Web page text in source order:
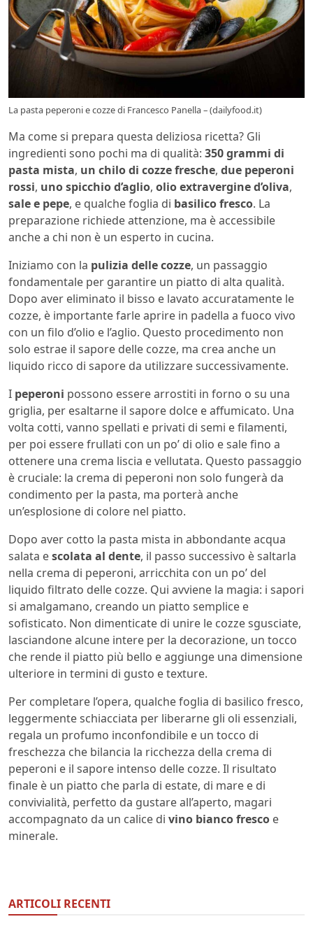
La pasta peperoni e cozze di Francesco Panella – (dailyfood.it)
Ma come si prepara questa deliziosa ricetta? Gli
ingredienti sono pochi ma di qualità: 350 grammi di
pasta mista, un chilo di cozze fresche, due peperoni
rossi, uno spicchio d’aglio, olio extravergine d’oliva,
sale e pepe, e qualche foglia di basilico fresco. La
preparazione richiede attenzione, ma è accessibile
anche a chi non è un esperto in cucina.
Iniziamo con la pulizia delle cozze, un passaggio
fondamentale per garantire un piatto di alta qualità.
Dopo aver eliminato il bisso e lavato accuratamente le
cozze, è importante farle aprire in padella a fuoco vivo
con un filo d’olio e l’aglio. Questo procedimento non
solo estrae il sapore delle cozze, ma crea anche un
liquido ricco di sapore da utilizzare successivamente.
I peperoni possono essere arrostiti in forno o su una
griglia, per esaltarne il sapore dolce e affumicato. Una
volta cotti, vanno spellati e privati di semi e filamenti,
per poi essere frullati con un po’ di olio e sale fino a
ottenere una crema liscia e vellutata. Questo passaggio
è cruciale: la crema di peperoni non solo fungerà da
condimento per la pasta, ma porterà anche
un’esplosione di colore nel piatto.
Dopo aver cotto la pasta mista in abbondante acqua
salata escolata al dente, il passo successivo è saltarla
nella crema di peperoni, arricchita con un po’ del
liquido filtrato delle cozze. Qui avviene la magia: i sapori
si amalgamano, creando un piatto semplice e
sofisticato. Non dimenticate di unire le cozze sgusciate,
lasciandone alcune intere per la decorazione, un tocco
che rende il piatto più bello e aggiunge una dimensione
ulteriore in termini di gusto e texture.
Per completare l’opera, qualche foglia di basilico fresco,
leggermente schiacciata per liberarne gli oli essenziali,
regala un profumo inconfondibile e un tocco di
freschezza che bilancia la ricchezza della crema di
peperoni e il sapore intenso delle cozze. Il risultato
finale è un piatto che parla di estate, di mare e di
convivialità, perfetto da gustare all’aperto, magari
accompagnato da un calice di vino bianco fresco e
minerale.
ARTICOLI RECENTI